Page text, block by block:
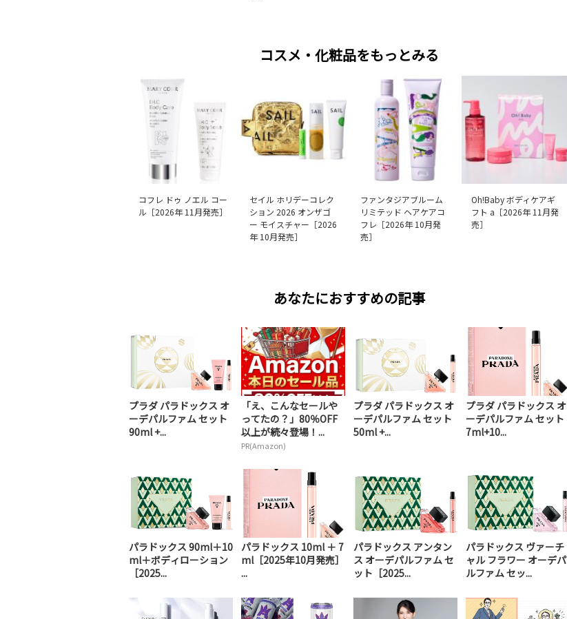
コスメ・化粧品をもっとみる
コフレ ドゥ ノエル コー
ル［2026年 11月発売］
セイル ホリデーコレク
ション 2026 オンザゴ
ー モイスチャー［2026
年 10月発売］
ファンタジアブルーム
リミテッド ヘアケアコ
フレ［2026年 10月発
売］
Oh!Baby ボディケアギ
フト a［2026年 11月発
売］
あなたにおすすめの記事
プラダ パラドックス オ
ーデパルファム セット
90ml +...
「え、こんなセールや
ってたの？」80％OFF
以上が続々登場！...
PR(Amazon)
プラダ パラドックス オ
ーデパルファム セット
50ml +...
プラダ パラドックス オ
ーデパルファム セット
7ml+10...
パラドックス 90ml＋10
ml＋ボディローション
［2025...
パラドックス 10ml ＋ 7
ml［2025年10月発売］
...
パラドックス アンタン
ス オーデパルファム セ
ット［2025...
パラドックス ヴァーチ
ャル フラワー オーデパ
ルファム セッ...